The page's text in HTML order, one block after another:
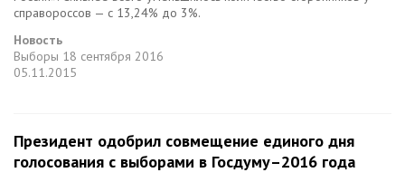
справороссов — с 13,24% до 3%.
Новость
Выборы 18 сентября 2016
05.11.2015
Президент одобрил совмещение единого дня
голосования с выборами в Госдуму–2016 года